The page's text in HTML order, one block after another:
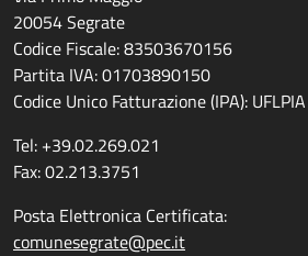
20054 Segrate
Codice Fiscale: 83503670156
Partita IVA: 01703890150
Codice Unico Fatturazione (IPA): UFLPIA
Tel: +39.02.269.021
Fax: 02.213.3751
Posta Elettronica Certificata:
comunesegrate@pec.it